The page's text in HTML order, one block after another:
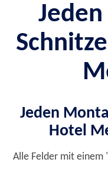
Jeden
Hotel
Alle Felder mit einem